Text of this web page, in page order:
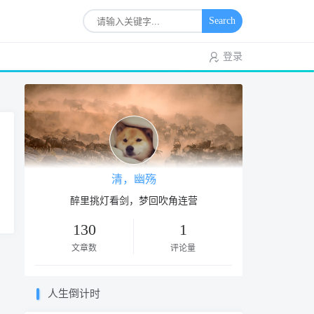
Search
登录
清，幽殇
醉里挑灯看剑，梦回吹角连营
130
文章数
1
评论量
人生倒计时